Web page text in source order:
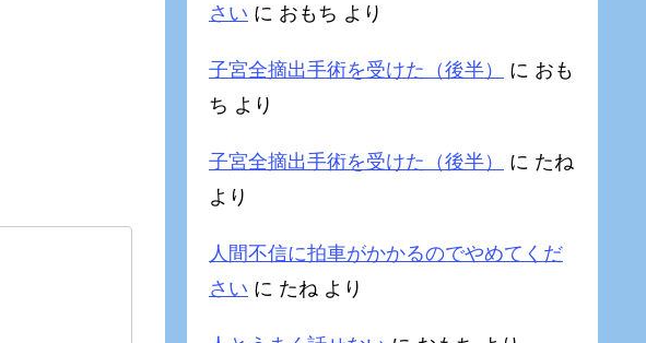
さい に おもち より
子宮全摘出手術を受けた（後半） に おも
ち より
子宮全摘出手術を受けた（後半） に たね
より
人間不信に拍車がかかるのでやめてくだ
さい に たね より